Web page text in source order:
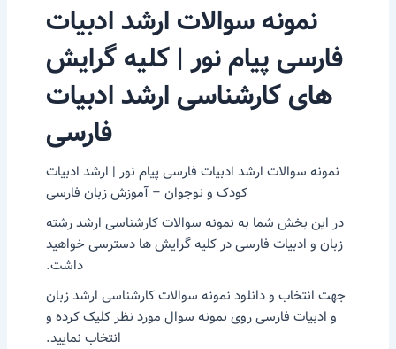
نمونه سوالات ارشد ادبیات
فارسی پیام نور | کلیه گرایش
های کارشناسی ارشد ادبیات
فارسی
نمونه سوالات ارشد ادبیات فارسی پیام نور | ارشد ادبیات
کودک و نوجوان – آموزش زبان فارسی
در این بخش شما به نمونه سوالات کارشناسی ارشد رشته
زبان و ادبیات فارسی در کلیه گرایش ها دسترسی خواهید
داشت.
جهت انتخاب و دانلود نمونه سوالات کارشناسی ارشد زبان
و ادبیات فارسی روی نمونه سوال مورد نظر کلیک کرده و
انتخاب نمایید.